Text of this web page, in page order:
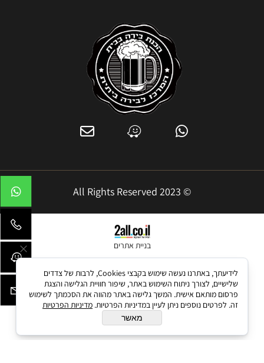
© 2023 All Rights Reserved
בניית אתרים
לידיעתך, באתרנו נעשה שימוש בקבצי Cookies, לרבות של צדדים
שלישיים, לצורך ניתוח השימוש באתר, שיפור חוויית הגלישה והצגת
פרסום מותאם אישית. המשך גלישה באתר מהווה את הסכמתך לשימוש
זה. לפרטים נוספים ניתן לעיין במדיניות הפרטיות. מדיניות הפרטיות
מאשר